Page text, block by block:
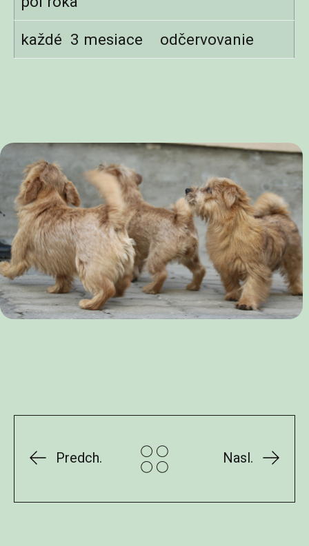
každé 3 mesiace odčervovanie
Predch. Nasl.